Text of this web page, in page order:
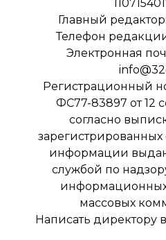
Главный
Телефон
Электронная
Регистрационный
ФС77-83897 от 12
согласно
зарегистрированных
информации
службой по
информационных
массовых
Написать директору